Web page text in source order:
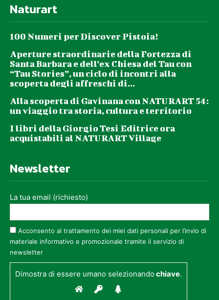
Naturart
100 Numeri per Discover Pistoia!
Aperture straordinarie della Fortezza di
Santa Barbara e dell’ex Chiesa del Tau con
“Tau Stories”, un ciclo di incontri alla
scoperta degli affreschi di...
Alla scoperta di Gavinana con NATURART 54:
un viaggio tra storia, cultura e territorio
I libri della Giorgio Tesi Editrice ora
acquistabili al NATURART Village
Newsletter
La tua email (richiesto)
Acconsento al trattamento dei miei dati personali per l’invio di
materiale informativo e promozionale tramite il servizio di
newsletter
Dimostra di essere umano selezionandochiave.